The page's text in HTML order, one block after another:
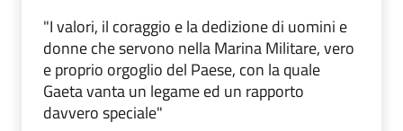
"I valori, il coraggio e la dedizione di uomini e
donne che servono nella Marina Militare, vero
e proprio orgoglio del Paese, con la quale
Gaeta vanta un legame ed un rapporto
davvero speciale"